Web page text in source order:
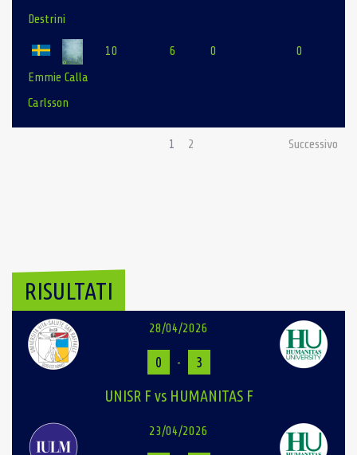
Destrini
Emmie Calla
Carlsson
10 6 0 0
1 2 Successivo
RISULTATI
28/04/2026
0 - 3
UNISR F vs HUMANITAS F
23/04/2026